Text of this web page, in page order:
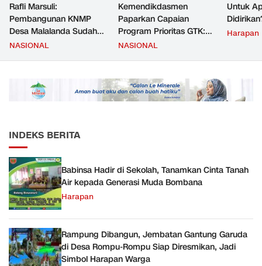
Rafli Marsuli:
Pembangunan KNMP
Desa Malalanda Sudah
Mencapai 69 Persen dan
JMD dan JMF
NASIONAL
Kemendikdasmen
Paparkan Capaian
Program Prioritas GTK:
Kompetensi Meningkat,
NASIONAL
Untuk
Harapan
INDEKS BERITA
Babinsa Hadir di Sekolah, Tanamkan Cinta Tanah
Air kepada Generasi Muda Bombana
Harapan
Rampung Dibangun, Jembatan Gantung Garuda
di Desa Rompu-Rompu Siap Diresmikan, Jadi
Simbol Harapan Warga